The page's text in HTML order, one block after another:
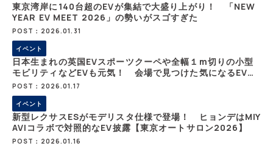
東京湾岸に140台超のEVが集結で大盛り上がり！ 「NEW
YEAR EV MEET 2026」の勢いがスゴすぎた
POST：2026.01.31
イベント
日本生まれの英国EVスポーツクーペや全幅１m切りの小型
モビリティなどEVも元気！ 会場で見つけた気になるEV一
気見せ【東京オートサロン2026】
POST：2026.01.17
イベント
新型レクサスESがモデリスタ仕様で登場！ ヒョンデはMIY
AVIコラボで対照的なEV披露【東京オートサロン2026】
POST：2026.01.16